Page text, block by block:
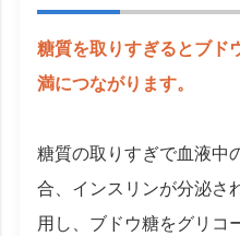
糖質を取りすぎるとブド
満につながります。
糖質の取りすぎで血液中
合、インスリンが分泌さ
用し、ブドウ糖をグリコ